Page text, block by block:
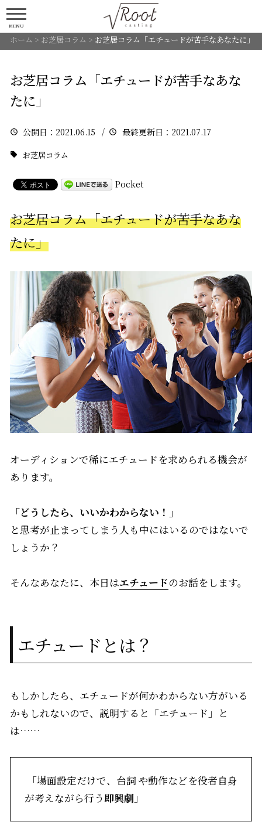
MENU
ホーム > お芝居コラム > お芝居コラム「エチュードが苦手なあなたに」
お芝居コラム「エチュードが苦手なあな
たに」
公開日 ：2021.06.15 / 最終更新日 ：2021.07.17
お芝居コラム
Pocket
お芝居コラム「エチュードが苦手なあな
たに」
オーディションで稀にエチュードを求められる機会が
あります。
「どうしたら、いいかわからない！」
と思考が止まってしまう人も中にはいるのではないで
しょうか？
そんなあなたに、本日はエチュードのお話をします。
エチュードとは？
もしかしたら、エチュードが何かわからない方がいる
かもしれないので、説明すると「エチュード」と
は……
「場面設定だけで、台詞 や動作などを役者自身
が考えながら行う即興劇」